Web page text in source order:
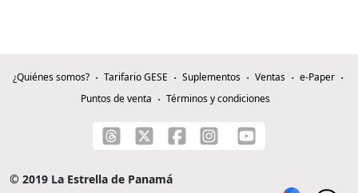
¿Quiénes somos? Tarifario GESE Suplementos Ventas
e-Paper
Puntos de venta
Términos y condiciones
© 2019 La Estrella de Panamá